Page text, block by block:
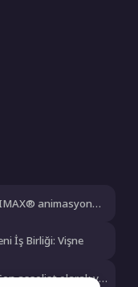
IMAX® animasyon
İş Birliği: Vişne
assolist olarak var